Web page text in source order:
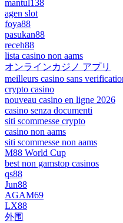
mantul138
agen slot
foya88
pasukan88
receh88
lista casino non aams
オンラインカジノ アプリ
meilleurs casino sans
crypto casino
nouveau casino en ligne 2026
casino senza documenti
siti scommesse crypto
casino non aams
siti scommesse non aams
M88 World Cup
best non gamstop casinos
qs88
Jun88
AGAM69
LX88
外围